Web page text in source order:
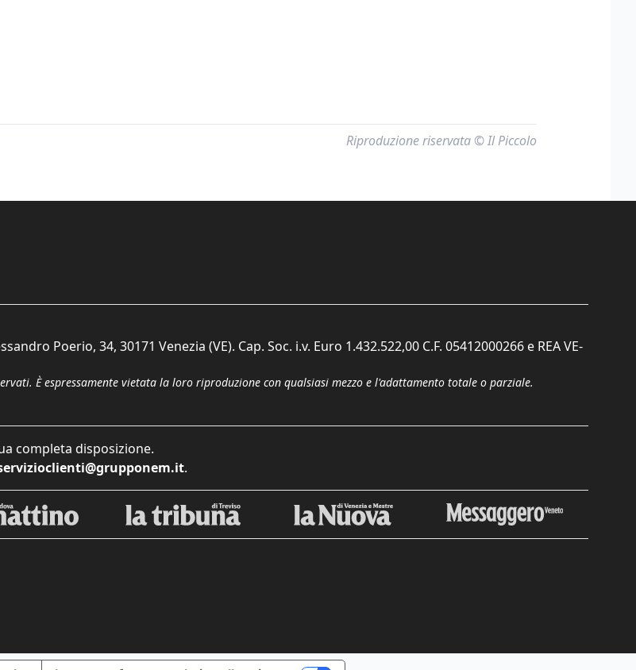
Riproduzione riservata © Il Piccolo
Poerio, 34, 30171 Venezia (VE). Cap. Soc. i.v. Euro 1.432.522,00 C.F. 05412000266 e REA VE-
È espressamente vietata la loro riproduzione con qualsiasi mezzo e l'adattamento totale o parziale.
completa disposizione.
.